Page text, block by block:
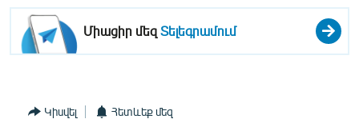
Միացիր մեզՏելեգրամում
Կիսվել Հետևեք մեզ